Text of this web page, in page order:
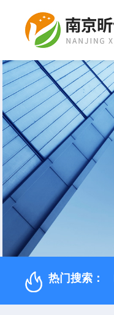
热门搜索：